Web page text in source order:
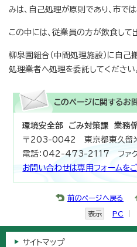
みは、自己処理が原則であり、市では
この中には、従業員の方が飲食して
柳泉園組合（中間処理施設）に自己
処理業者へ処理を委託してください
このページに関するお
環境安全部 ごみ対策課 業務
〒203-0042 東京都東久留
電話：042-473-2117 ファ
お問い合わせは専用フォームを
前のページへ戻る
表示 PC
サイトマップ